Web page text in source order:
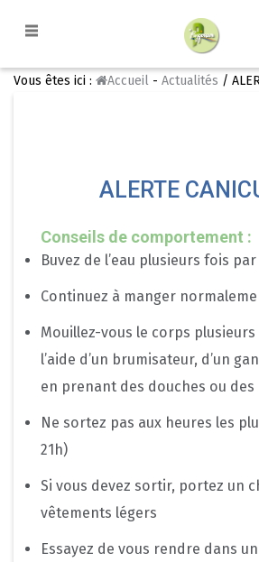
Vous êtes ici : Accueil - Actualités /
ALERTE
Conseils de comportement :
Buvez de l’eau plusieurs fois
Continuez à manger
Mouillez-vous le corps
l’aide d’un brumisateur, d’un
en prenant des douches ou des
Ne sortez pas aux heures les
21h)
Si vous devez sortir, portez un
vêtements légers
Essayez de vous rendre dans